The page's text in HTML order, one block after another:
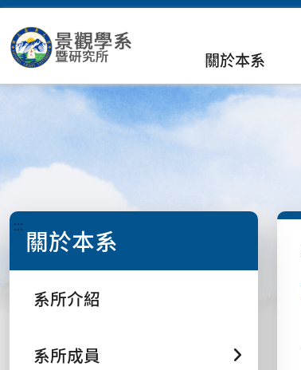
關於本系
::: 關於本系
系所介紹
系所成員